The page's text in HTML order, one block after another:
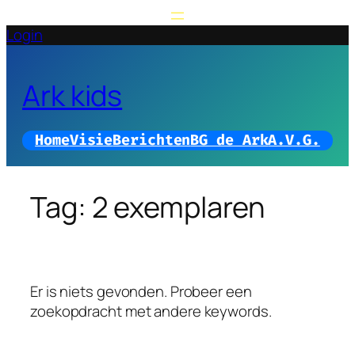
naar
Login
Ark kids
HomeVisieBerichtenBG de ArkA.V.G.
Tag: 2 exemplaren
Er is niets gevonden. Probeer een
zoekopdracht met andere keywords.